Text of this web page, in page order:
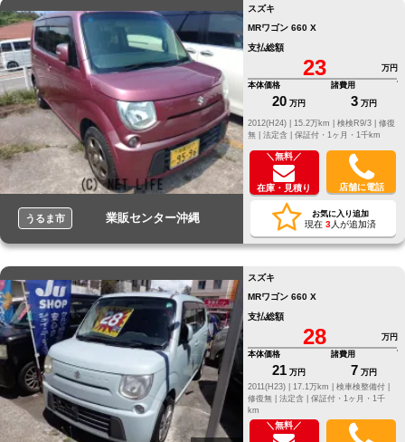
うるま市 業販センター沖縄
スズキ
MRワゴン 660 X
支払総額
23
万円
本体価格
20 万円
諸費用
3 万円
修復
無 | 法定含 | 保証付・1ヶ月・1千km
＼無料／
在庫・見積り 店舗に電話
お気に入り追加
現在 3人が追加済
スズキ
MRワゴン 660 X
支払総額
28
万円
本体価格
21 万円
諸費用
7 万円
2011(H23) |
17.1万km |
検車検整備付 |
修復無 | 法定含 | 保証付・1ヶ月・1千
km
＼無料／